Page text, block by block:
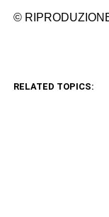
©
RELATED TOPICS: